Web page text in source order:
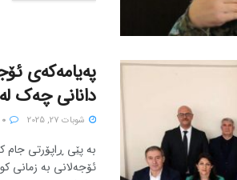
پەیامەکەی
دانانی چەک
شوبات 27, 2025
بە پێی ڕاپۆرتی جام
ئۆجەلانی بە زمانی